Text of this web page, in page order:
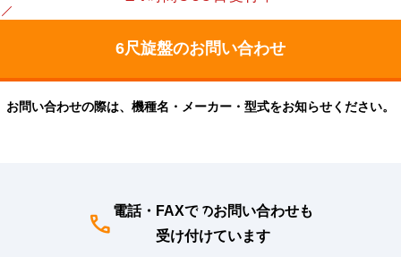
お問い合わせの際は、機種名・メーカー・型式をお知らせください。
電話・FAXでのお問い合わせも
受け付けています